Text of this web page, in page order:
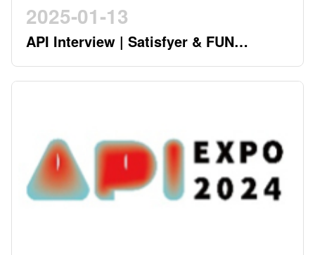
2025-01-13
API Interview | Satisfyer & FUN
FACTORY - German Twin Stars
Pioneering a New Era in the Industry